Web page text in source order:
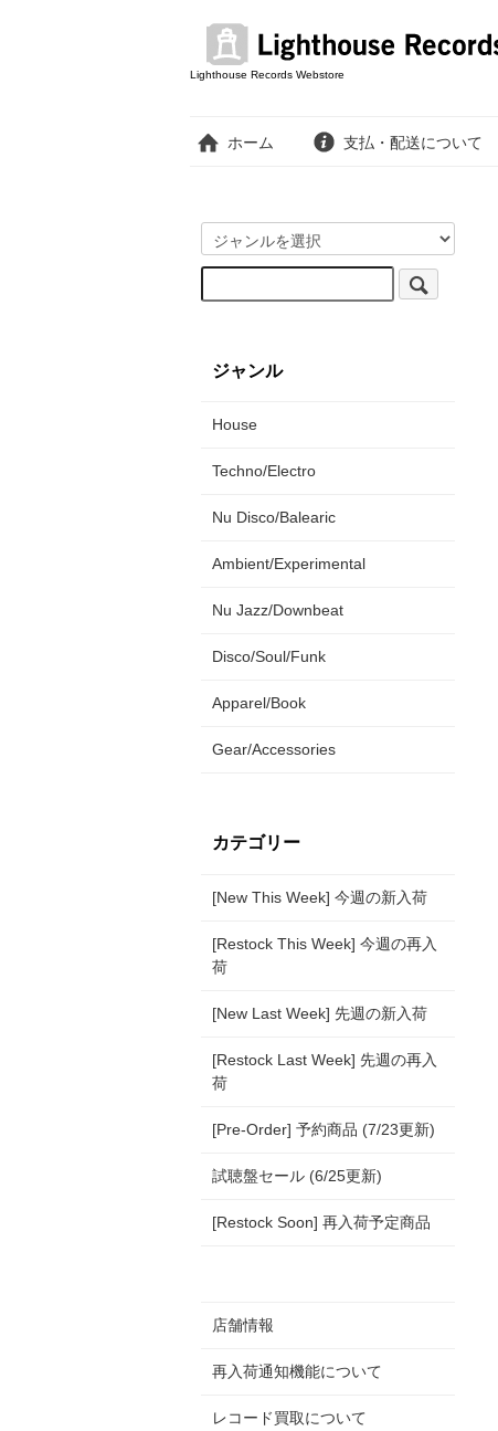
Lighthouse Records Webstore
ホーム 支払・配送について
ジャンル
House
Techno/Electro
Nu Disco/Balearic
Ambient/Experimental
Nu Jazz/Downbeat
Disco/Soul/Funk
Apparel/Book
Gear/Accessories
カテゴリー
[New This Week] 今週の新入荷
[Restock This Week] 今週の再入
荷
[New Last Week] 先週の新入荷
[Restock Last Week] 先週の再入
荷
[Pre-Order] 予約商品 (7/23更新)
試聴盤セール (6/25更新)
[Restock Soon] 再入荷予定商品
店舗情報
再入荷通知機能について
レコード買取について